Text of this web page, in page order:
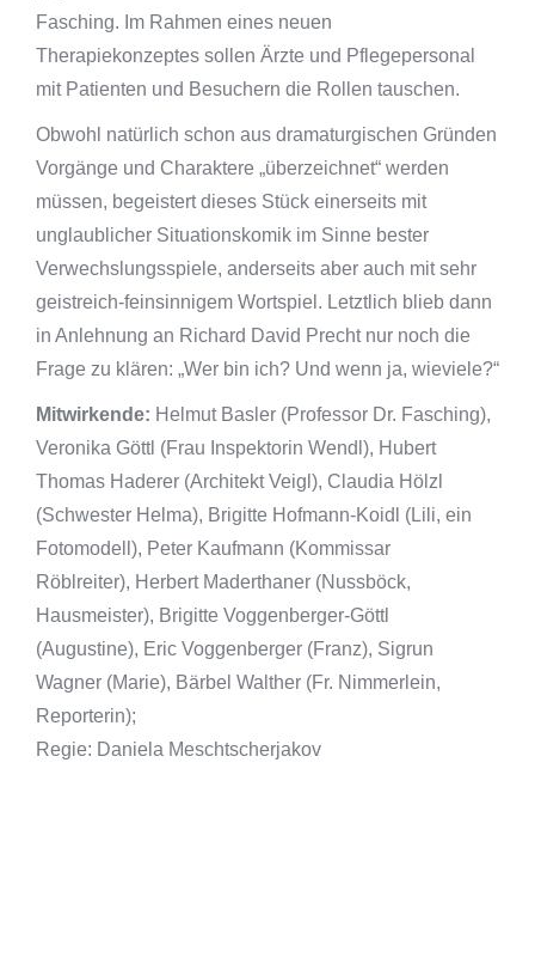
Fasching. Im Rahmen eines neuen
Therapiekonzeptes sollen Ärzte und Pflegepersonal
mit Patienten und Besuchern die Rollen tauschen.
Obwohl natürlich schon aus dramaturgischen Gründen
Vorgänge und Charaktere „überzeichnet“ werden
müssen, begeistert dieses Stück einerseits mit
unglaublicher Situationskomik im Sinne bester
Verwechslungsspiele, anderseits aber auch mit sehr
geistreich-feinsinnigem Wortspiel. Letztlich blieb dann
in Anlehnung an Richard David Precht nur noch die
Frage zu klären: „Wer bin ich? Und wenn ja, wieviele?“
Mitwirkende: Helmut Basler (Professor Dr. Fasching),
Veronika Göttl (Frau Inspektorin Wendl), Hubert
Thomas Haderer (Architekt Veigl), Claudia Hölzl
(Schwester Helma), Brigitte Hofmann-Koidl (Lili, ein
Fotomodell), Peter Kaufmann (Kommissar
Röblreiter), Herbert Maderthaner (Nussböck,
Hausmeister), Brigitte Voggenberger-Göttl
(Augustine), Eric Voggenberger (Franz), Sigrun
Wagner (Marie), Bärbel Walther (Fr. Nimmerlein,
Reporterin);
Regie: Daniela Meschtscherjakov